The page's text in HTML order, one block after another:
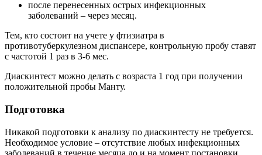
после перенесенных острых инфекционных
заболеваний – через месяц.
Тем, кто состоит на учете у фтизиатра в
противотуберкулезном диспансере, контрольную пробу ставят
с частотой 1 раз в 3-6 мес.
Диаскинтест можно делать с возраста 1 год при получении
положительной пробы Манту.
Подготовка
Никакой подготовки к анализу по диаскинтесту не требуется.
Необходимое условие – отсутствие любых инфекционных
заболеваний в течение месяца до и на момент постановки